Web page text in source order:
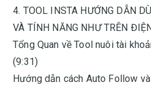
4. TOOL INSTA HƯỚNG DẪN
VÀ TÍNH NĂNG NHƯ TRÊN
Tổng Quan về Tool nuôi tài
(9:31)
Hướng dẫn cách Auto Follow